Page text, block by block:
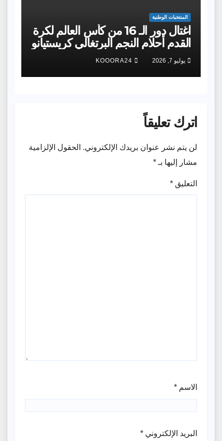
المنتخبات الوطنية
اغتال دور الـ 16 من كأس العالم لكرة
القدم أحلام النجم البرتغالي كريستيانو
رونالدو المونديالية للمرة الثالثة، لكنها
الثانية أمام الإسبان بالتحديد
يوليو 7, 2026 KOOORA24
اترك تعليقاً
لن يتم نشر عنوان بريدك الإلكتروني. الحقول الإلزامية
مشار إليها بـ *
التعليق *
الاسم *
البريد الإلكتروني *